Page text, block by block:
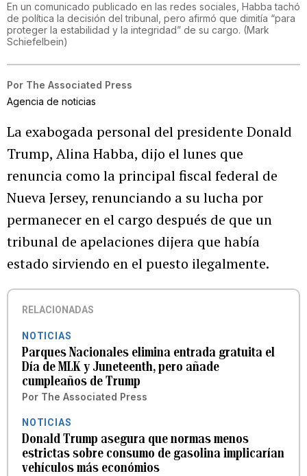
En un comunicado publicado en las redes sociales, Habba tachó
de política la decisión del tribunal, pero afirmó que dimitía “para
proteger la estabilidad y la integridad” de su cargo. (Mark
Schiefelbein)
Por The Associated Press
Agencia de noticias
La exabogada personal del presidente Donald
Trump, Alina Habba, dijo el lunes que
renuncia como la principal fiscal federal de
Nueva Jersey, renunciando a su lucha por
permanecer en el cargo después de que un
tribunal de apelaciones dijera que había
estado sirviendo en el puesto ilegalmente.
RELACIONADAS
NOTICIAS
Parques Nacionales elimina entrada gratuita el
Día de MLK y Juneteenth, pero añade
cumpleaños de Trump
Por The Associated Press
NOTICIAS
Donald Trump asegura que normas menos
estrictas sobre consumo de gasolina implicarían
vehículos más económios